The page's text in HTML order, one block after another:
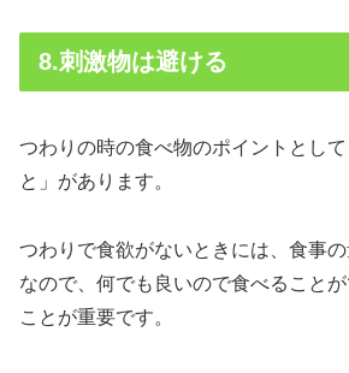
8.刺激物は避ける
つわりの時の食べ物のポイントとし
と」があります。
つわりで食欲がないときには、食事
なので、何でも良いので食べること
ことが重要です。